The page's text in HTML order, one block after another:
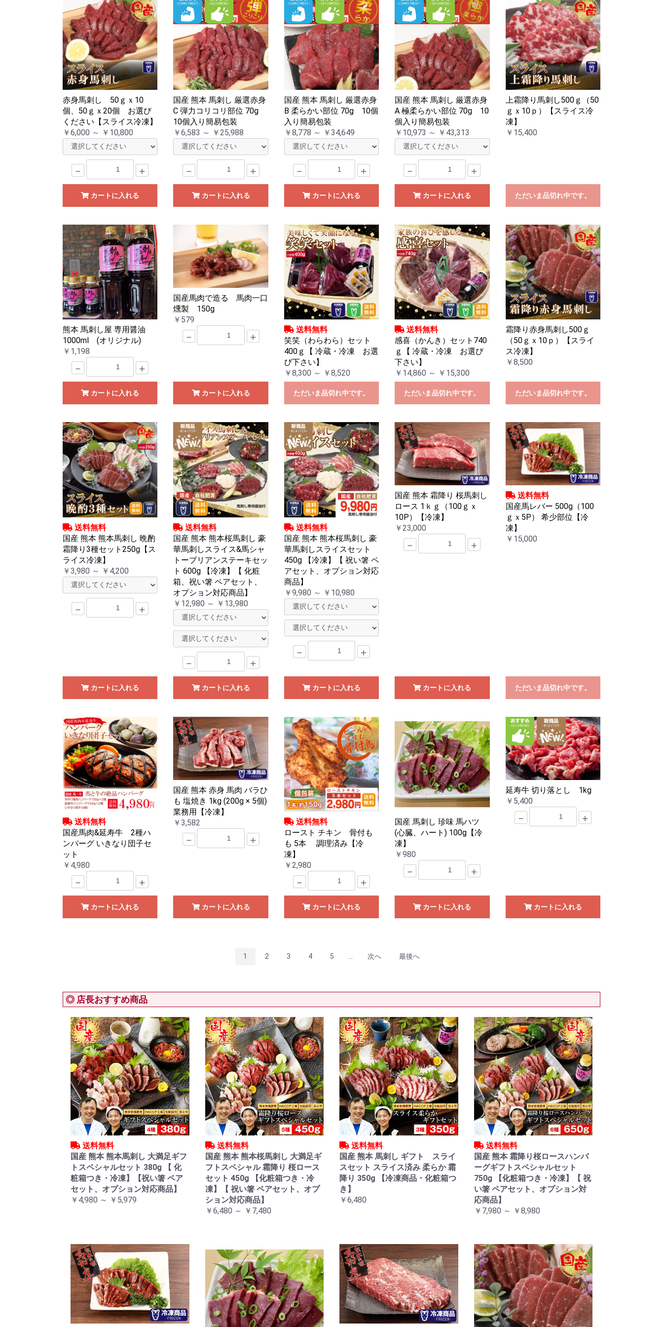
赤身馬刺し 50ｇｘ10
個、50ｇｘ20個 お選び
ください【スライス冷凍】
￥6,000 ～ ￥10,800
－ ＋
カートに入れる
国産 熊本 馬刺し 厳選赤身
C 弾力コリコリ部位 70g
10個入り簡易包装
￥6,583 ～ ￥25,988
－ ＋
カートに入れる
国産 熊本 馬刺し 厳選赤身
B 柔らかい部位 70g 10個
入り簡易包装
￥8,778 ～ ￥34,649
－ ＋
カートに入れる
国産 熊本 馬刺し 厳選赤身
A 極柔らかい部位 70g 10
個入り簡易包装
￥10,973 ～ ￥43,313
－ ＋
カートに入れる
上霜降り馬刺し500ｇ（50
ｇｘ10ｐ）【スライス冷
凍】
￥15,400
ただいま品切れ中です。
熊本 馬刺し屋 専用醤油
1000ml (オリジナル)
￥1,198
－ ＋
カートに入れる
国産馬肉で造る 馬肉一口
燻製 150g
￥579
－ ＋
カートに入れる
送料無料
笑笑（わらわら）セット
400ｇ【 冷蔵・冷凍 お選
び下さい】
￥8,300 ～ ￥8,520
ただいま品切れ中です。
送料無料
感喜（かんき）セット740
ｇ【 冷蔵・冷凍 お選び
下さい】
￥14,860 ～ ￥15,300
ただいま品切れ中です。
霜降り赤身馬刺し500ｇ
（50ｇｘ10ｐ）【スライ
ス冷凍】
￥8,500
ただいま品切れ中です。
送料無料
国産 熊本 熊本馬刺し 晩酌
霜降り3種セット250g【ス
ライス冷凍】
￥3,980 ～ ￥4,200
－ ＋
カートに入れる
送料無料
国産 熊本 熊本桜馬刺し 豪
華馬刺しスライス&馬シャ
トーブリアンステーキセッ
ト 600g 【冷凍】【 化粧
箱、祝い箸 ペアセット、
オプション対応商品】
￥12,980 ～ ￥13,980
－ ＋
カートに入れる
送料無料
国産 熊本 熊本桜馬刺し 豪
華馬刺しスライスセット
450g 【冷凍】【 祝い箸 ペ
アセット、オプション対応
商品】
￥9,980 ～ ￥10,980
－ ＋
カートに入れる
国産 熊本 霜降り 桜馬刺し
ロース 1ｋｇ（100ｇｘ
10P）【冷凍】
￥23,000
－ ＋
カートに入れる
送料無料
国産馬レバー 500g（100
ｇｘ5P） 希少部位【冷
凍】
￥15,000
ただいま品切れ中です。
送料無料
国産馬肉&延寿牛 2種ハ
ンバーグ いきなり団子セ
ット
￥4,980
－ ＋
カートに入れる
国産 熊本 赤身 馬肉 バラひ
も 塩焼き 1kg (200g × 5個)
業務用【冷凍】
￥3,582
－ ＋
カートに入れる
送料無料
ロースト チキン 骨付も
も 5本 調理済み【冷
凍】
￥2,980
－ ＋
カートに入れる
国産 馬刺し 珍味 馬ハツ
(心臓、ハート) 100g【冷
凍】
￥980
－ ＋
カートに入れる
延寿牛 切り落とし 1kg
￥5,400
－ ＋
カートに入れる
1 2 3 4 5 次へ 最後へ
◎ 店長おすすめ商品
送料無料
国産 熊本 熊本馬刺し 大満足ギフ
トスペシャルセット 380g 【 化
粧箱つき・冷凍】【祝い箸 ペア
セット、オプション対応商品】
￥4,980 ～ ￥5,979
送料無料
国産 熊本 熊本桜馬刺し 大満足ギ
フトスペシャル 霜降り 桜ロース
セット 450g 【化粧箱つき・冷
凍】【 祝い箸 ペアセット、オプ
ション対応商品】
￥6,480 ～ ￥7,480
送料無料
国産 熊本 馬刺し ギフト スライ
スセット スライス済み 柔らか 霜
降り 350g 【冷凍商品・化粧箱つ
き】
￥6,480
送料無料
国産 熊本 霜降り桜ロースハンバ
ーグギフトスペシャルセット
750g 【化粧箱つき・冷凍】【 祝
い箸 ペアセット、オプション対
応商品】
￥7,980 ～ ￥8,980